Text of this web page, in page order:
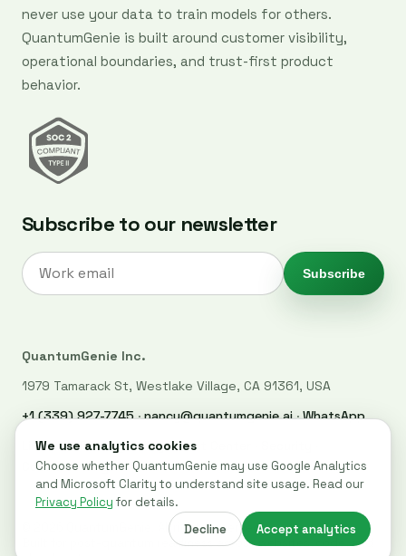
never use your data to train models for others.
QuantumGenie is built around customer visibility,
operational boundaries, and trust-first product
behavior.
Subscribe to our newsletter
Subscribe
QuantumGenie Inc.
1979 Tamarack St, Westlake Village, CA 91361, USA
+1 (339) 927-7745 · nancy@quantumgenie.ai · WhatsApp
LinkedIn· Privacy Policy·Trust Center
Cookie settings
© 2026 QuantumGenie. All rights reserved.
Built for post-quantum readiness across websites, code, and